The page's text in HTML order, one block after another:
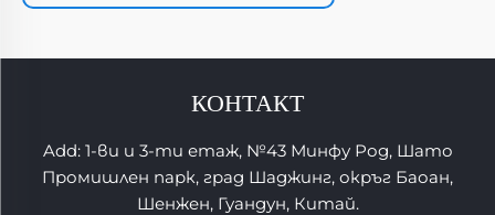
КОНТАКТ
Add: 1-ви и 3-ти етаж, №43 Минфу Род, Шато
Промишлен парк, град Шаджинг, окръг Баоан,
Шенжен, Гуандун, Китай.